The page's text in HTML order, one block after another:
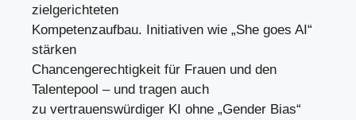
zielgerichteten
Kompetenzaufbau. Initiativen wie „She goes AI“
stärken
Chancengerechtigkeit für Frauen und den
Talentepool – und tragen auch
zu vertrauenswürdiger KI ohne „Gender Bias“